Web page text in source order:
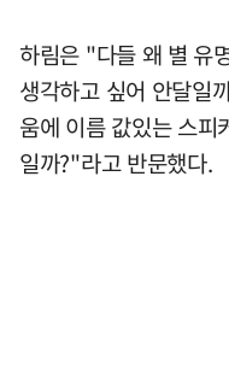
하림은 "다들 왜 별 유
생각하고 싶어 안달일
움에 이름 값있는 스피
일까?"라고 반문했다.